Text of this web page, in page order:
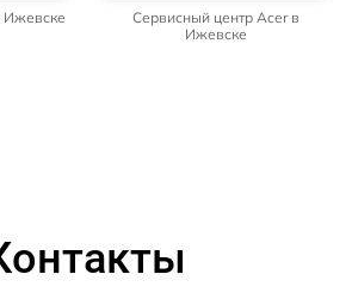
Ижевске
Сервисный центр Acer в
Ижевске